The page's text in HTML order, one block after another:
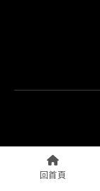
回首頁